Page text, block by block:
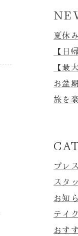
プレ
スタ
お知
テイ
おす